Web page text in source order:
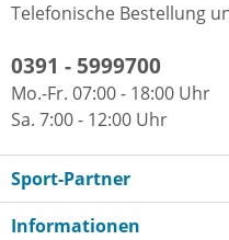
Telefonische Bestellung
0391 - 5999700
Mo.-Fr. 07:00 - 18:00 Uhr
Sa. 7:00 - 12:00 Uhr
Sport-Partner
Informationen